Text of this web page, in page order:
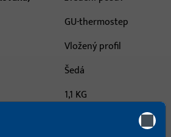
GU-thermostep
Vložený profil
Šedá
1,1 KG